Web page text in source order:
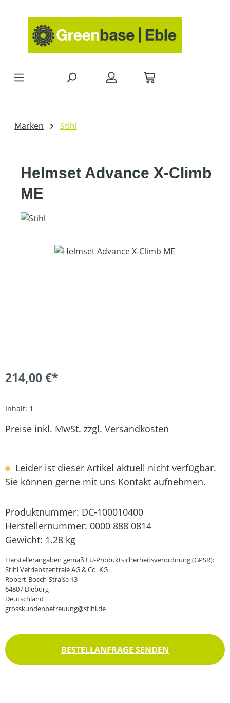
Marken Stihl
Helmset Advance X-Climb
ME
Bildergalerie überspringen
214,00 €*
Inhalt: 1
Preise inkl. MwSt. zzgl. Versandkosten
Leider ist dieser Artikel aktuell nicht verfügbar.
Sie können gerne mit uns Kontakt aufnehmen.
Produktnummer: DC-100010400
Herstellernummer: 0000 888 0814
Gewicht: 1.28 kg
Herstellerangaben gemäß EU-Produktsicherheitsverordnung (GPSR):
Stihl Vetriebszentrale AG & Co. KG
Robert-Bosch-Straße 13
64807 Dieburg
Deutschland
grosskundenbetreuung@stihl.de
BESTELLANFRAGE SENDEN